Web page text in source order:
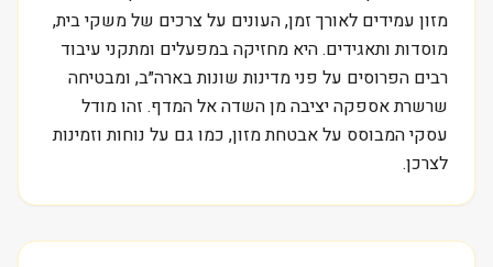
מזון עמידים לאורך זמן, העונים על צרכים של משקי בית,
מוסדות ותאגידים. היא מחזיקה במפעלים ומתקני עיבוד
רבים הפרוסים על פני מדינות שונות בארה״ב, ומבטיחה
שרשרת אספקה יציבה מן השדה אל המדף. זהו מודל
עסקי המבוסס על אבטחת מזון, כמו גם על נוחות וזמינות
לצרכן.